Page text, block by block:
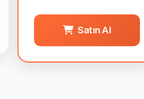
Satın Al